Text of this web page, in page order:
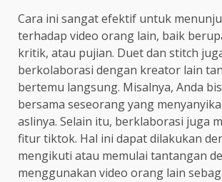
Cara ini sangat efektif untuk
terhadap video orang lain, baik
kritik, atau pujian. Duet dan stitch
berkolaborasi dengan kreator lain
bertemu langsung. Misalnya, Anda
bersama seseorang yang
aslinya. Selain itu, berklaborasi juga
fitur tiktok. Hal ini dapat dilakukan
mengikuti atau memulai tantangan
menggunakan video orang lain